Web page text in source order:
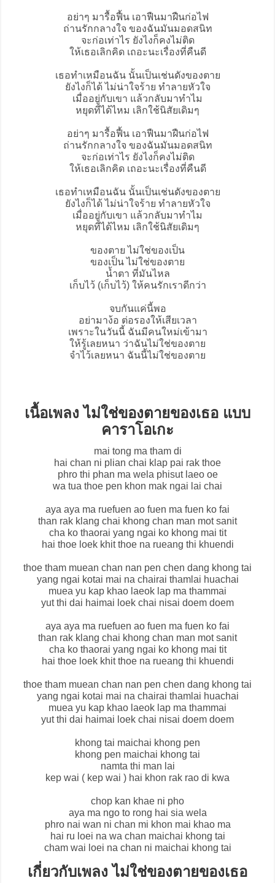
อย่าๆ มารื้อฟื้น เอาฟืนมาฝืนก่อไฟ
ถ่านรักกลางใจ ของฉันมันมอดสนิท
จะก่อเท่าไร ยังไงก็คงไม่ติด
ให้เธอเลิกคิด เถอะนะเรื่องที่คืนดี
เธอทำเหมือนฉัน นั้นเป็นเช่นดังของตาย
ยังไงก็ได้ ไม่น่าใจร้าย ทำลายหัวใจ
เมื่ออยู่กับเขา แล้วกลับมาทำไม
หยุดทีได้ไหม เลิกใช้นิสัยเดิมๆ
อย่าๆ มารื้อฟื้น เอาฟืนมาฝืนก่อไฟ
ถ่านรักกลางใจ ของฉันมันมอดสนิท
จะก่อเท่าไร ยังไงก็คงไม่ติด
ให้เธอเลิกคิด เถอะนะเรื่องที่คืนดี
เธอทำเหมือนฉัน นั้นเป็นเช่นดังของตาย
ยังไงก็ได้ ไม่น่าใจร้าย ทำลายหัวใจ
เมื่ออยู่กับเขา แล้วกลับมาทำไม
หยุดทีได้ไหม เลิกใช้นิสัยเดิมๆ
ของตาย ไม่ใช่ของเป็น
ของเป็น ไม่ใช่ของตาย
น้ำตา ที่มันไหล
เก็บไว้ (เก็บไว้) ให้คนรักเราดีกว่า
จบกันแค่นี้พอ
อย่ามาง้อ ต่อรองให้เสียเวลา
เพราะในวันนี้ ฉันมีคนใหม่เข้ามา
ให้รู้เลยหนา ว่าฉันไม่ใช่ของตาย
จำไว้เลยหนา ฉันนี้ไม่ใช่ของตาย
เนื้อเพลง ไม่ใช่ของตายของเธอ แบบ
คาราโอเกะ
mai tong ma tham di
hai chan ni plian chai klap pai rak thoe
phro thi phan ma wela phisut laeo oe
wa tua thoe pen khon mak ngai lai chai
aya aya ma ruefuen ao fuen ma fuen ko fai
than rak klang chai khong chan man mot sanit
cha ko thaorai yang ngai ko khong mai tit
hai thoe loek khit thoe na rueang thi khuendi
thoe tham muean chan nan pen chen dang khong tai
yang ngai kotai mai na chairai thamlai huachai
muea yu kap khao laeok lap ma thammai
yut thi dai haimai loek chai nisai doem doem
aya aya ma ruefuen ao fuen ma fuen ko fai
than rak klang chai khong chan man mot sanit
cha ko thaorai yang ngai ko khong mai tit
hai thoe loek khit thoe na rueang thi khuendi
thoe tham muean chan nan pen chen dang khong tai
yang ngai kotai mai na chairai thamlai huachai
muea yu kap khao laeok lap ma thammai
yut thi dai haimai loek chai nisai doem doem
khong tai maichai khong pen
khong pen maichai khong tai
namta thi man lai
kep wai ( kep wai ) hai khon rak rao di kwa
chop kan khae ni pho
aya ma ngo to rong hai sia wela
phro nai wan ni chan mi khon mai khao ma
hai ru loei na wa chan maichai khong tai
cham wai loei na chan ni maichai khong tai
เกี่ยวกับเพลง ไม่ใช่ของตายของเธอ